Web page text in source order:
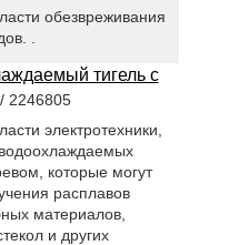
обезвреживания
.
тигель с
2246805
электротехники,
водоохлаждаемых
которые могут
расплавов
материалов,
и других